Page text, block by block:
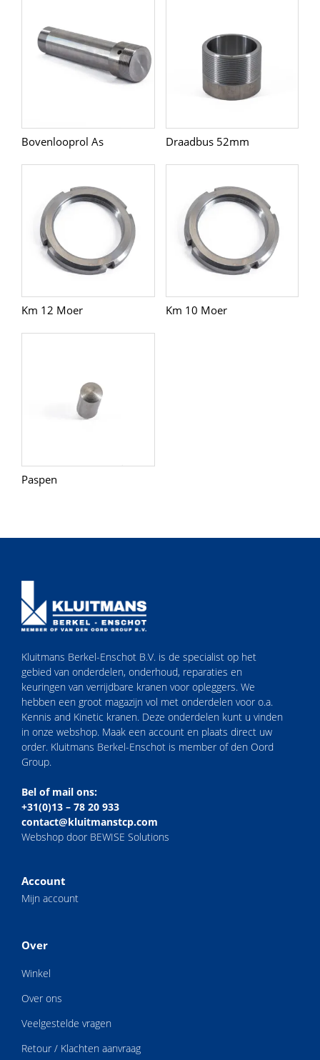
Bovenlooprol As Draadbus 52mm
Km 12 Moer Km 10 Moer
Paspen
Kluitmans Berkel-Enschot B.V. is de specialist op het
gebied van onderdelen, onderhoud, reparaties en
keuringen van verrijdbare kranen voor opleggers. We
hebben een groot magazijn vol met onderdelen voor o.a.
Kennis and Kinetic kranen. Deze onderdelen kunt u vinden
in onze webshop. Maak een account en plaats direct uw
order. Kluitmans Berkel-Enschot is member of den Oord
Group.
Bel of mail ons:
+31(0)13 – 78 20 933
contact@kluitmanstcp.com
Webshop door BEWISE Solutions
Account
Mijn account
Over
Winkel
Over ons
Veelgestelde vragen
Retour / Klachten aanvraag